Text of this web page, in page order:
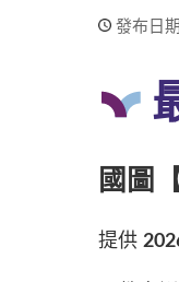
發布日期
國圖
提供